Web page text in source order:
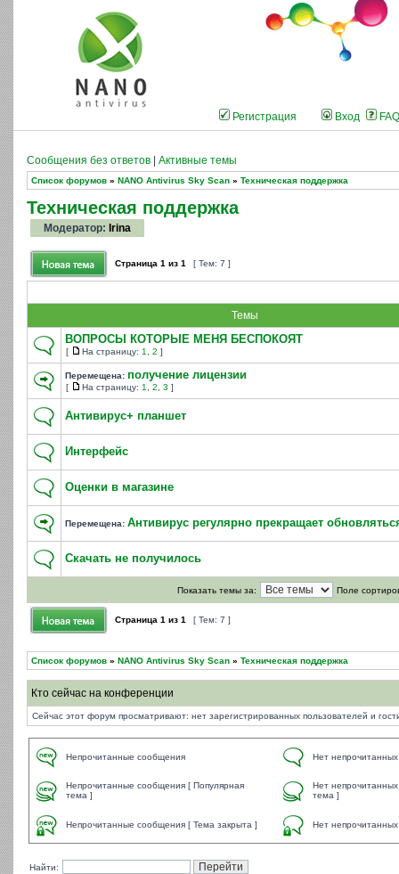
Регистрация Вход FAQ
Сообщения без ответов Активные темы
Список форумов » NANO Antivirus Sky Scan » Техническая поддержка
Техническая поддержка
Модератор: Irina
Страница 1 из 1 [ Тем: 7 ]
Темы
ВОПРОСЫ КОТОРЫЕ МЕНЯ БЕСПОКОЯТ
[ На страницу: 1 2 ]
Перемещена: получение лицензии
[ На страницу: 1 2 3 ]
Антивирус+ планшет
Интерфейс
Оценки в магазине
Перемещена: Антивирус регулярно прекращает
Скачать не получилось
Показать темы за: Поле
Страница 1 из 1 [ Тем: 7 ]
Список форумов » NANO Antivirus Sky Scan » Техническая поддержка
Кто сейчас на конференции
Сейчас этот форум просматривают: нет зарегистрированных пользователей и
Непрочитанные сообщения Нет
Непрочитанные сообщения [ Популярная
тема ]
Нет
тема ]
Непрочитанные сообщения [ Тема закрыта ] Нет
Найти: